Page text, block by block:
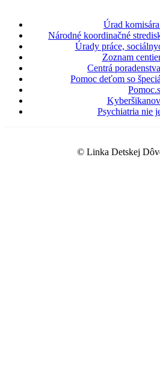
Úrad
Národné koordinačné
Úrady práce,
Zoznam
Centrá
Pomoc deťom so
Psychiatria nie
© Linka Detskej